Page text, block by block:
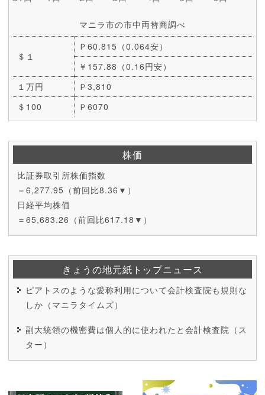
マニラ市の市中両替商調べ
＄１
Ｐ60.815（0.064安）
￥157.88（0.16円安）
１万円
Ｐ3,810
＄100
Ｐ6070
株価
比証券取引所株価指数
＝6,277.95（前回比8.36▼）
日経平均株価
＝65,683.26（前回比617.18▼）
きょうの地元紙トップニュース
ピアトスのような愛称利用について会計検査院も規則な
しか（マニラタイムズ）
副大統領の機密費は個人的に使われたと会計検査院（ス
ター）